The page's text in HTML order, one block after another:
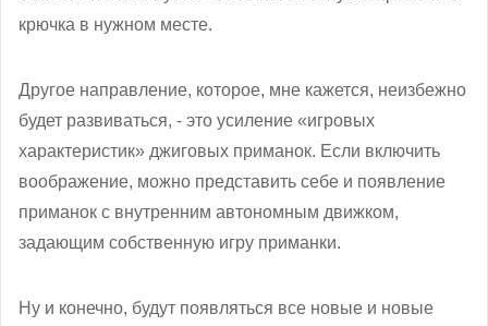
крючка в нужном месте.
Другое направление, которое, мне кажется, неизбежно
будет развиваться, - это усиление «игровых
характеристик» джиговых приманок. Если включить
воображение, можно представить себе и появление
приманок с внутренним автономным движком,
задающим собственную игру приманки.
Ну и конечно, будут появляться все новые и новые